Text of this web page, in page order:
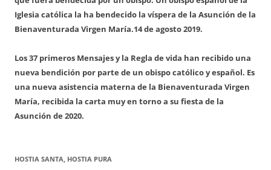
Iglesia católica la ha bendecido la víspera de la Asunción de la
Bienaventurada Virgen María.14 de agosto 2019.
Los 37 primeros Mensajes y la Regla de vida han recibido una
nueva bendición por parte de un obispo católico y español. Es
una nueva asistencia materna de la Bienaventurada Virgen
María, recibida la carta muy en torno a su fiesta de la
Asunción de 2020.
HOSTIA SANTA, HOSTIA PURA